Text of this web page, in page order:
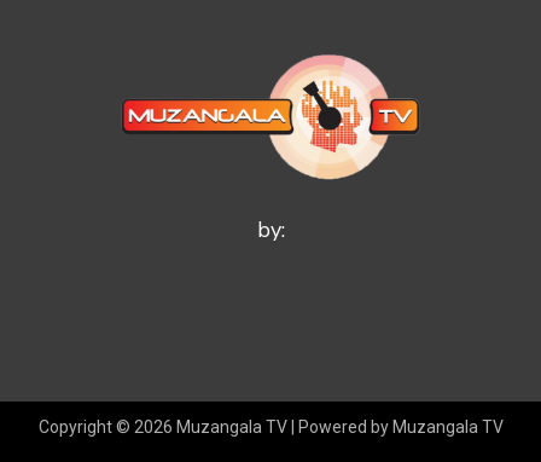
by:
Copyright © 2026 Muzangala TV | Powered by Muzangala TV